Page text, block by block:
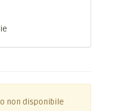
non disponibile